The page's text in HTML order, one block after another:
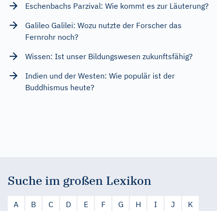
Eschenbachs Parzival: Wie kommt es zur Läuterung?
Galileo Galilei: Wozu nutzte der Forscher das
Fernrohr noch?
Wissen: Ist unser Bildungswesen zukunftsfähig?
Indien und der Westen: Wie populär ist der
Buddhismus heute?
Suche im großen Lexikon
A B C D E F G H I J
K